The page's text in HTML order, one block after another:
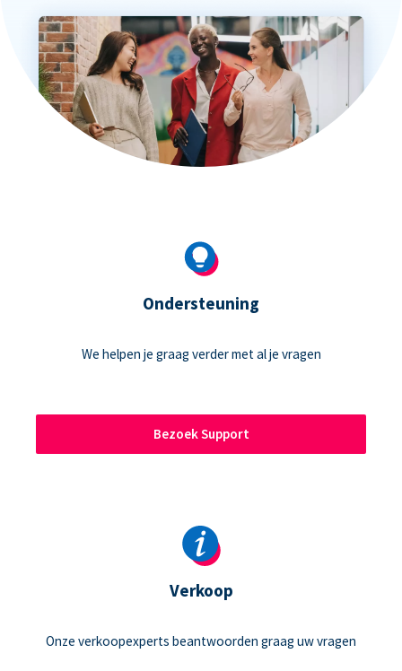
Ondersteuning
We helpen je graag verder met al je vragen
Bezoek Support
Verkoop
Onze verkoopexperts beantwoorden graag uw vragen